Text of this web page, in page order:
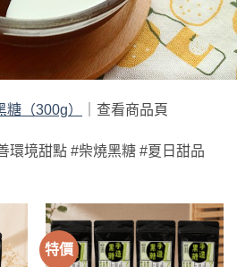
（300g） ｜查看商品頁
環境甜點 #柴燒黑糖 #夏日甜品
特價